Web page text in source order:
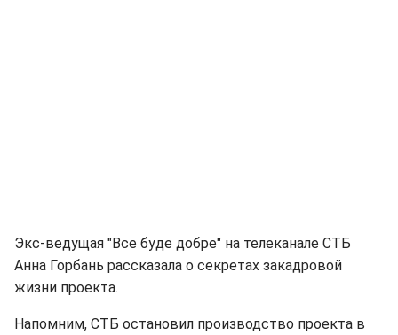
Экс-ведущая "Все буде добре" на телеканале СТБ
Анна Горбань рассказала о секретах закадровой
жизни проекта.
Напомним, СТБ остановил производство проекта в